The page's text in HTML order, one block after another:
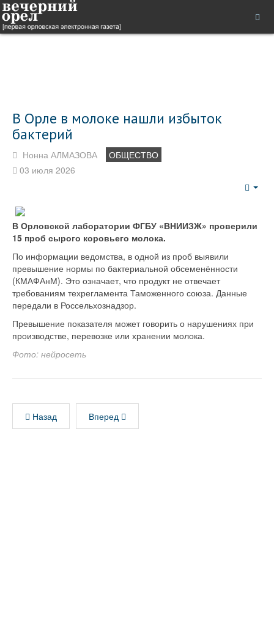
В Орле в молоке нашли избыток
бактерий
Нонна АЛМАЗОВА
ОБЩЕСТВО
03 июля 2026
В Орловской лаборатории ФГБУ «ВНИИЗЖ» проверили
15 проб сырого коровьего молока.
По информации ведомства, в одной из проб выявили
превышение нормы по бактериальной обсеменённости
(КМАФАнМ). Это означает, что продукт не отвечает
требованиям техрегламента Таможенного союза. Данные
передали в Россельхознадзор.
Превышение показателя может говорить о нарушениях при
производстве, перевозке или хранении молока.
Фото: нейросеть
Назад Вперед